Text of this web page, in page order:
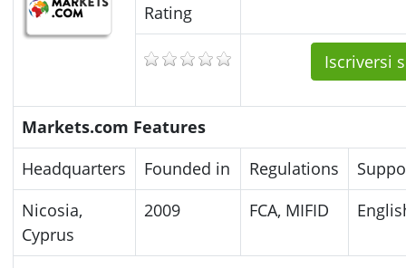
Rating
Iscriversi
Markets.com Features
Headquarters
Founded in Regulations
Nicosia,
Cyprus
2009 FCA, MIFID